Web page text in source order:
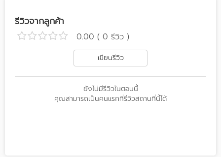
รีวิวจากลูกค้า
0.00 ( 0 รีวิว )
เขียนรีวิว
ยังไม่มีรีวิวในตอนนี้
คุณสามารถเป็นคนแรกที่รีวิวสถานที่นี้ได้